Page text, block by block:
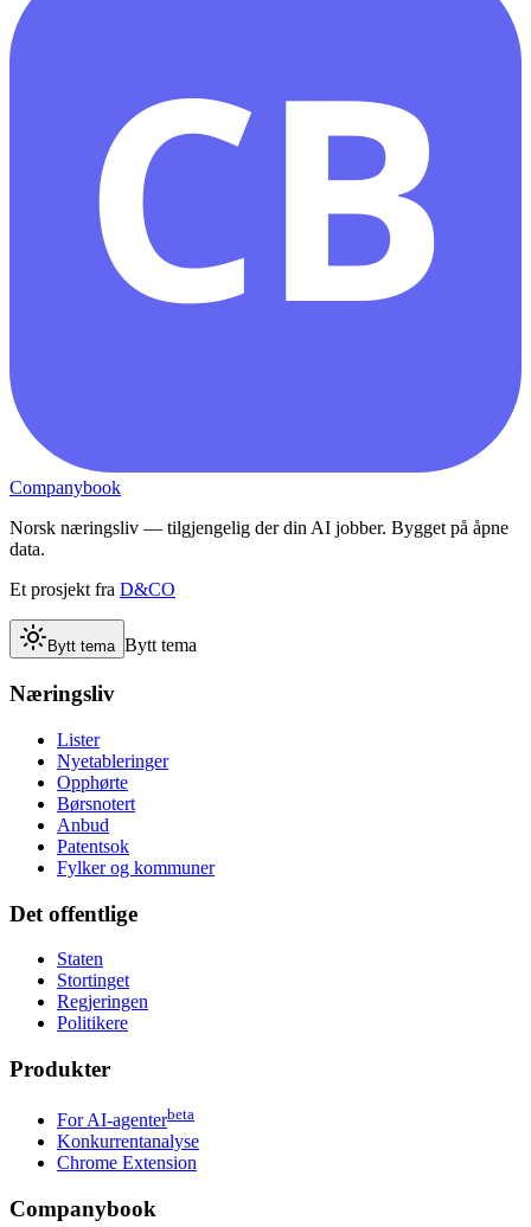
CB
Companybook
Norsk næringsliv — tilgjengelig der din AI jobber. Bygget på åpne
data.
Et prosjekt fra D&CO
Bytt tema Bytt tema
Næringsliv
Lister
Nyetableringer
Opphørte
Børsnotert
Anbud
Patentsok
Fylker og kommuner
Det offentlige
Staten
Stortinget
Regjeringen
Politikere
Produkter
For AI-agenterbeta
Konkurrentanalyse
Chrome Extension
Companybook